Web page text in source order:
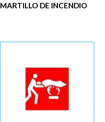
MARTILLO DE INCENDIO